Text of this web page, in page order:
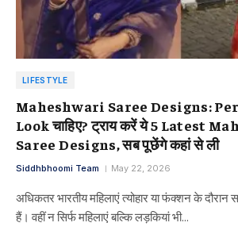
LIFESTYLE
Maheshwari Saree Designs:
Look चाहिए? ट्राय करें ये 5 Latest
Saree Designs, सब पूछेंगे कहां से ली
Siddhbhoomi Team May 22, 2026
अधिकतर भारतीय महिलाएं त्योहार या फंक्शन के दौरान
हैं। वहीं न सिर्फ महिलाएं बल्कि लड़कियां भी…